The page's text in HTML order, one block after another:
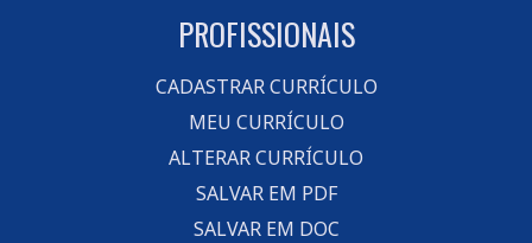
PROFISSIONAIS
CADASTRAR CURRÍCULO
MEU CURRÍCULO
ALTERAR CURRÍCULO
SALVAR EM PDF
SALVAR EM DOC